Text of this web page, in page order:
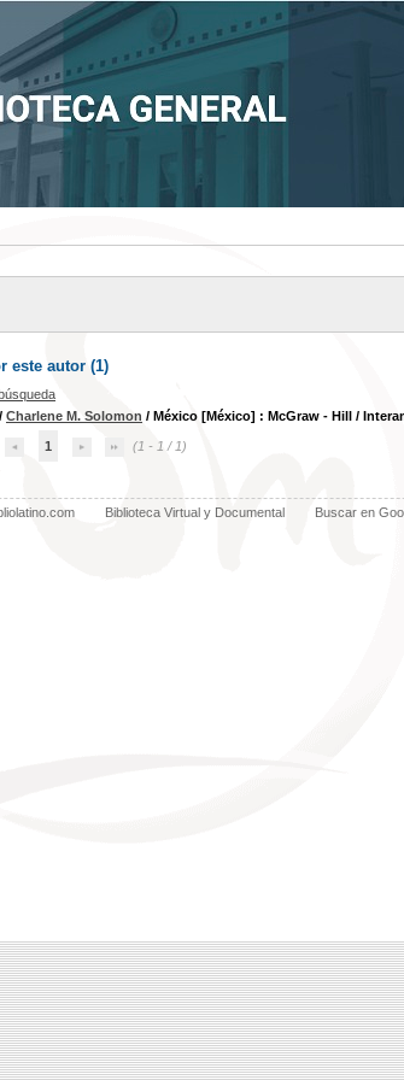
este autor (1)
/ Charlene M. Solomon / México [México] : McGraw - Hill /
1 (1 - 1 / 1)
Biblioteca Virtual y Documental Buscar en